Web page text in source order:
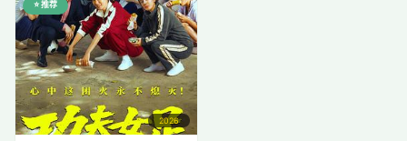
⭐ 推荐
2026